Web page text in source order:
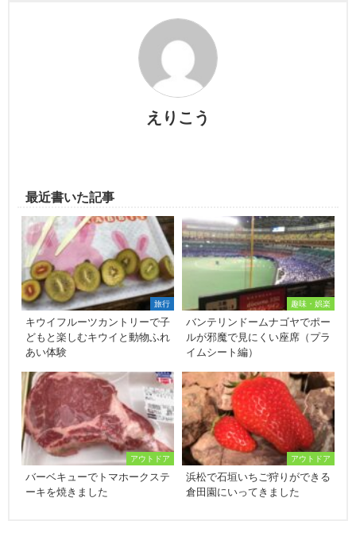
えりこう
最近書いた記事
旅行
キウイフルーツカントリーで子
どもと楽しむキウイと動物ふれ
あい体験
趣味・娯楽
バンテリンドームナゴヤでポー
ルが邪魔で見にくい座席（プラ
イムシート編）
アウトドア
バーベキューでトマホークステ
ーキを焼きました
アウトドア
浜松で石垣いちご狩りができる
倉田園にいってきました